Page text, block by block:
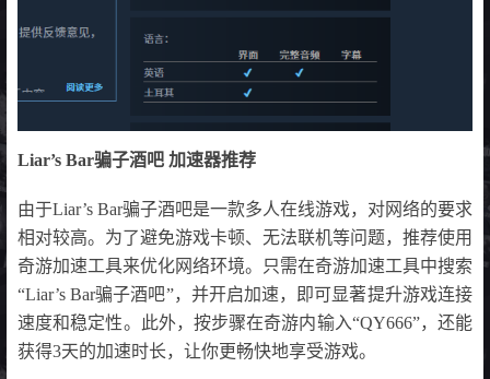
Liar’s Bar骗子酒吧 加速器推荐
由于Liar’s Bar骗子酒吧是一款多人在线游戏，对网络的要求
相对较高。为了避免游戏卡顿、无法联机等问题，推荐使用
奇游加速工具来优化网络环境。只需在奇游加速工具中搜索
“Liar’s Bar骗子酒吧”，并开启加速，即可显著提升游戏连接
速度和稳定性。此外，按步骤在奇游内输入“QY666”，还能
获得3天的加速时长，让你更畅快地享受游戏。